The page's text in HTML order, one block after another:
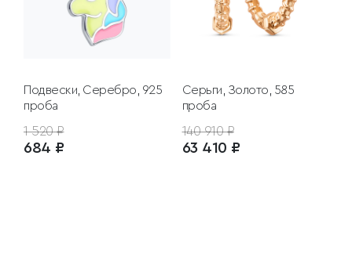
Подвески, Серебро, 925
проба
1 520 ₽
684 ₽
Серьги, Золото, 585
проба
140 910 ₽
63 410 ₽